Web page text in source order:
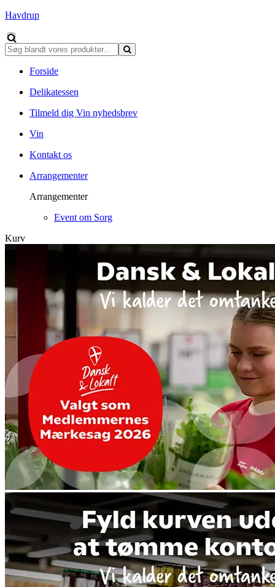
Havdrup
Forside
Delikatessen
Tilmeld dig Vin nyhedsbrev
Vin
Kontakt os
Arrangementer
Arrangementer
Event om Sorg
Kurv